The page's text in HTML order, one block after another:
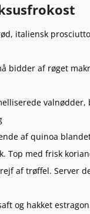
italiensk
bidder af røget
af quinoa
Top med frisk
af trøffel. Server
og hakket